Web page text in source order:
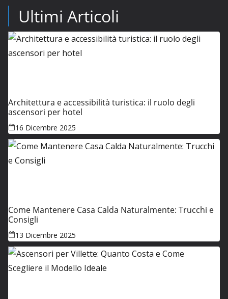
Ultimi Articoli
Architettura e accessibilità turistica: il ruolo degli
ascensori per hotel
16 Dicembre 2025
Come Mantenere Casa Calda Naturalmente: Trucchi e
Consigli
13 Dicembre 2025